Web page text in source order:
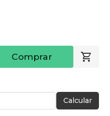
Comprar
Calcular